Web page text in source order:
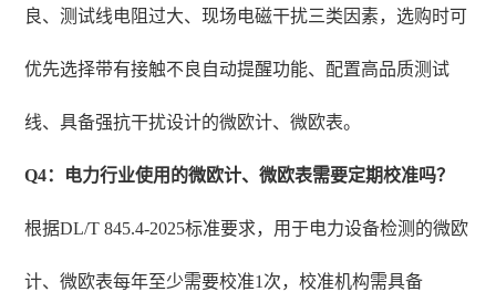
良、测试线电阻过大、现场电磁干扰三类因素，选购时可
优先选择带有接触不良自动提醒功能、配置高品质测试
线、具备强抗干扰设计的微欧计、微欧表。
Q4：电力行业使用的微欧计、微欧表需要定期校准吗？
根据DL/T 845.4-2025标准要求，用于电力设备检测的微欧
计、微欧表每年至少需要校准1次，校准机构需具备